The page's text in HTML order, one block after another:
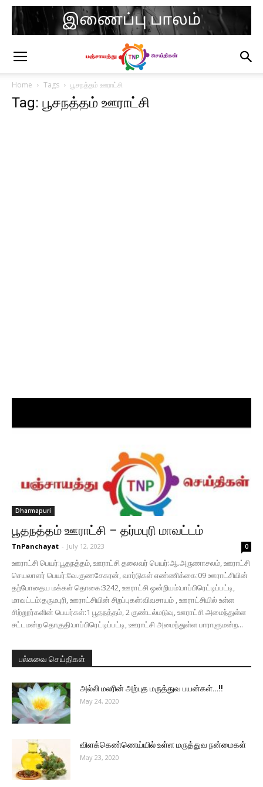
Home Tags பூசநத்தம் ஊராட்சி
Tag: பூசநத்தம் ஊராட்சி
Dharmapuri
பூதநத்தம் ஊராட்சி – தர்மபுரி மாவட்டம்
TnPanchayat - July 12, 2023 0
ஊராட்சி பெயர்:பூதநத்தம், ஊராட்சி தலைவர் பெயர்:ஆ.அருணாசலம், ஊராட்சி
செயலாளர் பெயர்:வே.குணசேகரன், வார்டுகள் எண்ணிக்கை:09 ஊராட்சியின்
தற்போதைய மக்கள் தொகை:3242, ஊராட்சி ஒன்றியம்:பாப்பிரெட்டிப்பட்டி,
மாவட்டம்:தருமபுரி, ஊராட்சியின் சிறப்புகள்:விவசாயம் , ஊராட்சியில் உள்ள
சிற்றூர்களின் பெயர்கள்:1 பூதநத்தம், 2 குண்டல்மடுவு, ஊராட்சி அமைந்துள்ள
சட்டமன்ற தொகுதி:பாப்பிரெட்டிப்பட்டி, ஊராட்சி அமைந்துள்ள பாராளுமன்ற...
பல்சுவை செய்திகள்
அல்லி மலரின் அற்புத மருத்துவ பயன்கள்…!!
May 24, 2020
விளக்கெண்ணெய்யில் உள்ள மருத்துவ நன்மைகள்
May 23, 2020